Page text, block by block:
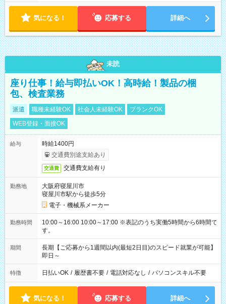
気になる！ 応募する 詳細へ
未読
座り仕事！給与即払いOK！高時給！製品の梱
包、検査業務
派遣 職種未経験OK 社会人未経験OK
ブランクOK
WEB登録・面接OK
給与
時給1400円
交通費別途支給あり
交通費 交通費支給有り
勤務地
大阪府寝屋川市
寝屋川市駅から徒歩5分
電子・機械系メーカー
勤務時間
10:00～16:00 10:00～17:00 ※表記のうち実働5時間から6時間で
す。
期間
長期【ご応募から1週間以内(最短2日目)のスピード就業が可能】
即日～
特徴 日払いOK / 履歴書不要 / 電話対応なし / パソコンスキル不要
気になる！ 応募する 詳細へ